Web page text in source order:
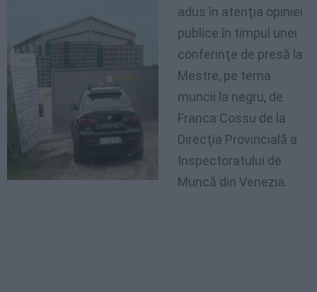
adus în atenţia opiniei
publice în timpul unei
conferinţe de presă la
Mestre, pe tema
muncii la negru, de
Franca Cossu de la
Direcţia Provincială a
Inspectoratului de
Muncă din Venezia.